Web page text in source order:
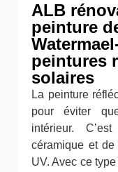
ALB
peinture
peintures
solaires
La peinture
pour éviter
intérieur.
céramique et
UV. Avec ce